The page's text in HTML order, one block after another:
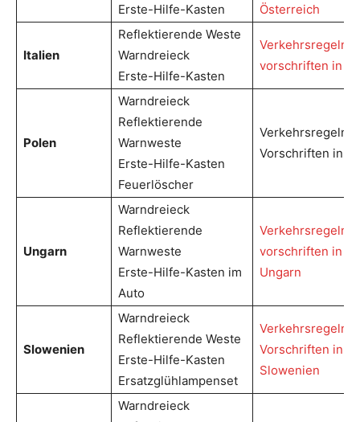
Erste-Hilfe-Kasten
Österreich
Italien
Reflektierende Weste
Warndreieck
Erste-Hilfe-Kasten
Verkehrsregeln
vorschriften in
Polen
Warndreieck
Reflektierende
Warnweste
Erste-Hilfe-Kasten
Feuerlöscher
Verkehrsregeln
Vorschriften in
Ungarn
Warndreieck
Reflektierende
Warnweste
Erste-Hilfe-Kasten im
Auto
Verkehrsregeln
vorschriften in
Ungarn
Slowenien
Warndreieck
Reflektierende Weste
Erste-Hilfe-Kasten
Ersatzglühlampenset
Verkehrsregeln
Vorschriften in
Slowenien
Warndreieck